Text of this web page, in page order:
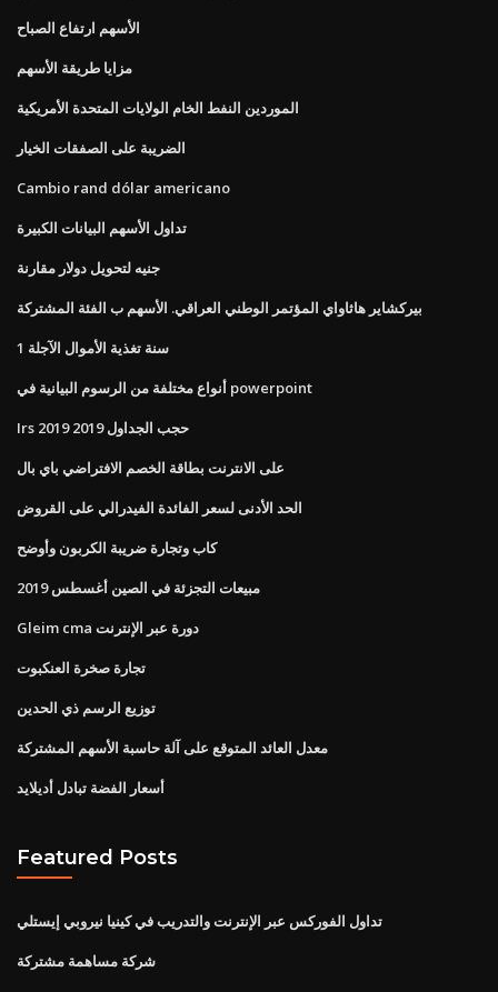
الأسهم ارتفاع الصباح
مزايا طريقة الأسهم
الموردين النفط الخام الولايات المتحدة الأمريكية
الضريبة على الصفقات الخيار
Cambio rand dólar americano
تداول الأسهم البيانات الكبيرة
جنيه لتحويل دولار مقارنة
بيركشاير هاثاواي المؤتمر الوطني العراقي. الأسهم ب الفئة المشتركة
1 سنة تغذية الأموال الآجلة
أنواع مختلفة من الرسوم البيانية في powerpoint
Irs حجب الجداول 2019 2019
على الانترنت بطاقة الخصم الافتراضي باي بال
الحد الأدنى لسعر الفائدة الفيدرالي على القروض
كاب وتجارة ضريبة الكربون وأوضح
مبيعات التجزئة في الصين أغسطس 2019
Gleim cma دورة عبر الإنترنت
تجارة صخرة العنكبوت
توزيع الرسم ذي الحدين
معدل العائد المتوقع على آلة حاسبة الأسهم المشتركة
أسعار الفضة تبادل أديلايد
Featured Posts
تداول الفوركس عبر الإنترنت والتدريب في كينيا نيروبي إيستلي
شركة مساهمة مشتركة